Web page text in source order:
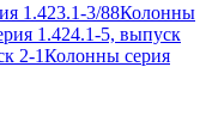
1.423.1-3/88Колонны
1.424.1-5, выпуск
2-1Колонны серия